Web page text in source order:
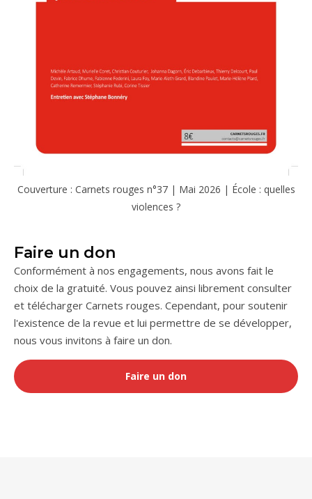
Couverture : Carnets rouges n°37 | Mai 2026 | École : quelles
violences ?
Faire un don
Conformément à nos engagements, nous avons fait le
choix de la gratuité. Vous pouvez ainsi librement consulter
et télécharger Carnets rouges. Cependant, pour soutenir
l'existence de la revue et lui permettre de se développer,
nous vous invitons à faire un don.
Faire un don